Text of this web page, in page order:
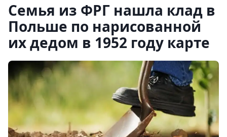
Семья из ФРГ нашла клад в
Польше по нарисованной
их дедом в 1952 году карте